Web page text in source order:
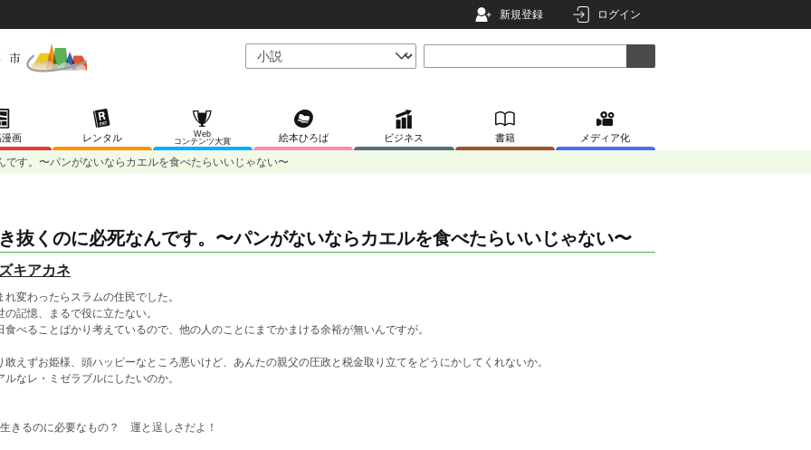
新規登録 ログイン
画 レンタル
Web
コンテンツ大賞
絵本ひろば ビジネス 書籍 メディア化
です。〜パンがないならカエルを食べたらいいじゃない〜
抜くのに必死なんです。〜パンがないならカエルを食べたらいいじゃない〜
キアカネ
れ変わったらスラムの住民でした。
の記憶、まるで役に立たない。
食べることばかり考えているので、他の人のことにまでかまける余裕が無いんですが。
敢えずお姫様、頭ハッピーなところ悪いけど、あんたの親父の圧政と税金取り立てをどうにかしてくれないか。
ルなレ・ミゼラブルにしたいのか。
きるのに必要なもの？ 運と逞しさだよ！